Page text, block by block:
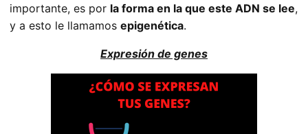
importante, es por la forma en la que este ADN se lee,
y a esto le llamamos epigenética.
Expresión de genes